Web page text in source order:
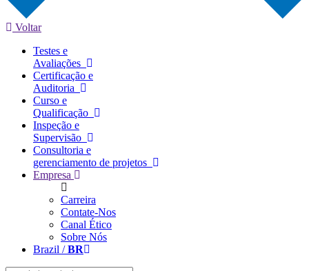
Voltar
Testes e
Avaliações
Certificação e
Auditoria
Curso e
Qualificação
Inspeção e
Supervisão
Consultoria e
gerenciamento de projetos
Empresa
Carreira
Contate-Nos
Canal Ético
Sobre Nós
Brazil /BR